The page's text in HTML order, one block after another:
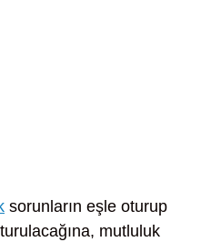
sorunların eşle oturup
mutluluk